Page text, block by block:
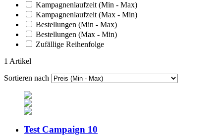
Kampagnenlaufzeit (Min - Max)
Kampagnenlaufzeit (Max - Min)
Bestellungen (Min - Max)
Bestellungen (Max - Min)
Zufällige Reihenfolge
1 Artikel
Sortieren nach
Test Campaign 10